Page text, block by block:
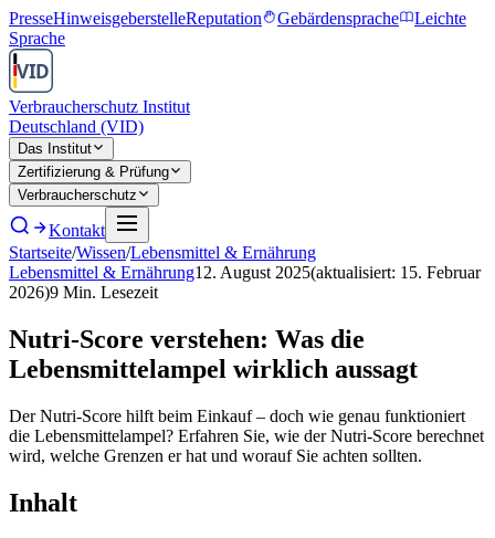
PresseHinweisgeberstelleReputation Gebärdensprache
Leichte
Sprache
Verbraucherschutz Institut
Deutschland (VID)
Das Institut
Zertifizierung & Prüfung
Verbraucherschutz
Kontakt
Startseite/Wissen/Lebensmittel & Ernährung
Lebensmittel & Ernährung12. August 2025(aktualisiert: 15. Februar
2026)9 Min. Lesezeit
Nutri-Score verstehen: Was die
Lebensmittelampel wirklich aussagt
Der Nutri-Score hilft beim Einkauf – doch wie genau funktioniert
die Lebensmittelampel? Erfahren Sie, wie der Nutri-Score berechnet
wird, welche Grenzen er hat und worauf Sie achten sollten.
Inhalt